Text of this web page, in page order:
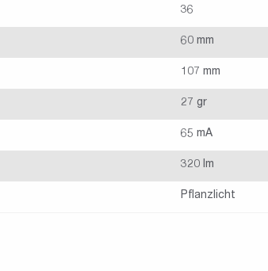
36
60 mm
107 mm
27 gr
65 mA
320 lm
Pflanzlicht